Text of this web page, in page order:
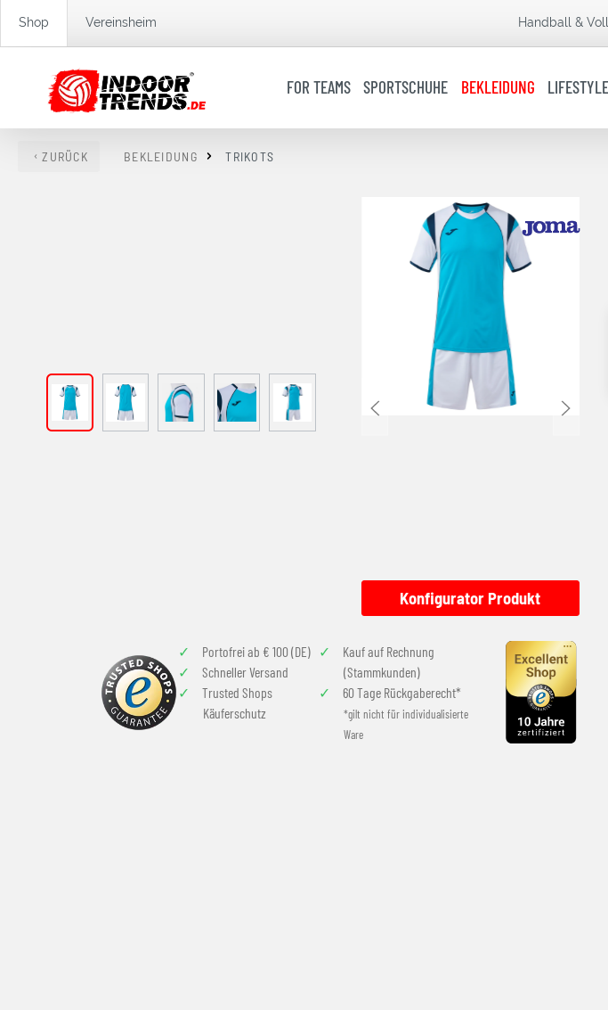
Zur Hauptnavigation springen
Shop Vereinsheim Handball &
FOR TEAMS SPORTSCHUHE BEKLEIDUNG LIFESTYLE
ZURÜCK BEKLEIDUNG TRIKOTS
Konfigurator Produkt
Portofrei ab € 100 (DE)
Schneller Versand
Trusted Shops
Käuferschutz
Kauf auf Rechnung
(Stammkunden)
60 Tage Rückgaberecht*
*gilt nicht für individualisierte
Ware